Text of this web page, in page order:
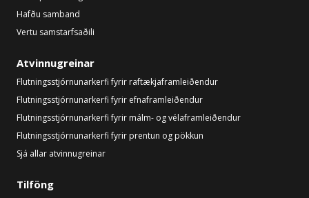
Hafðu samband
Vertu samstarfsaðili
Atvinnugreinar
Flutningsstjórnunarkerfi fyrir raftækjaframleiðendur
Flutningsstjórnunarkerfi fyrir efnaframleiðendur
Flutningsstjórnunarkerfi fyrir málm- og vélaframleiðendur
Flutningsstjórnunarkerfi fyrir prentun og pökkun
Sjá allar atvinnugreinar
Tilföng